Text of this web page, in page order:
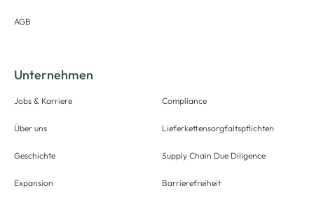
AGB
Unternehmen
Jobs & Karriere
Über uns
Geschichte
Expansion
Compliance
Lieferkettensorgfaltspflichten
Supply Chain Due Diligence
Barrierefreiheit